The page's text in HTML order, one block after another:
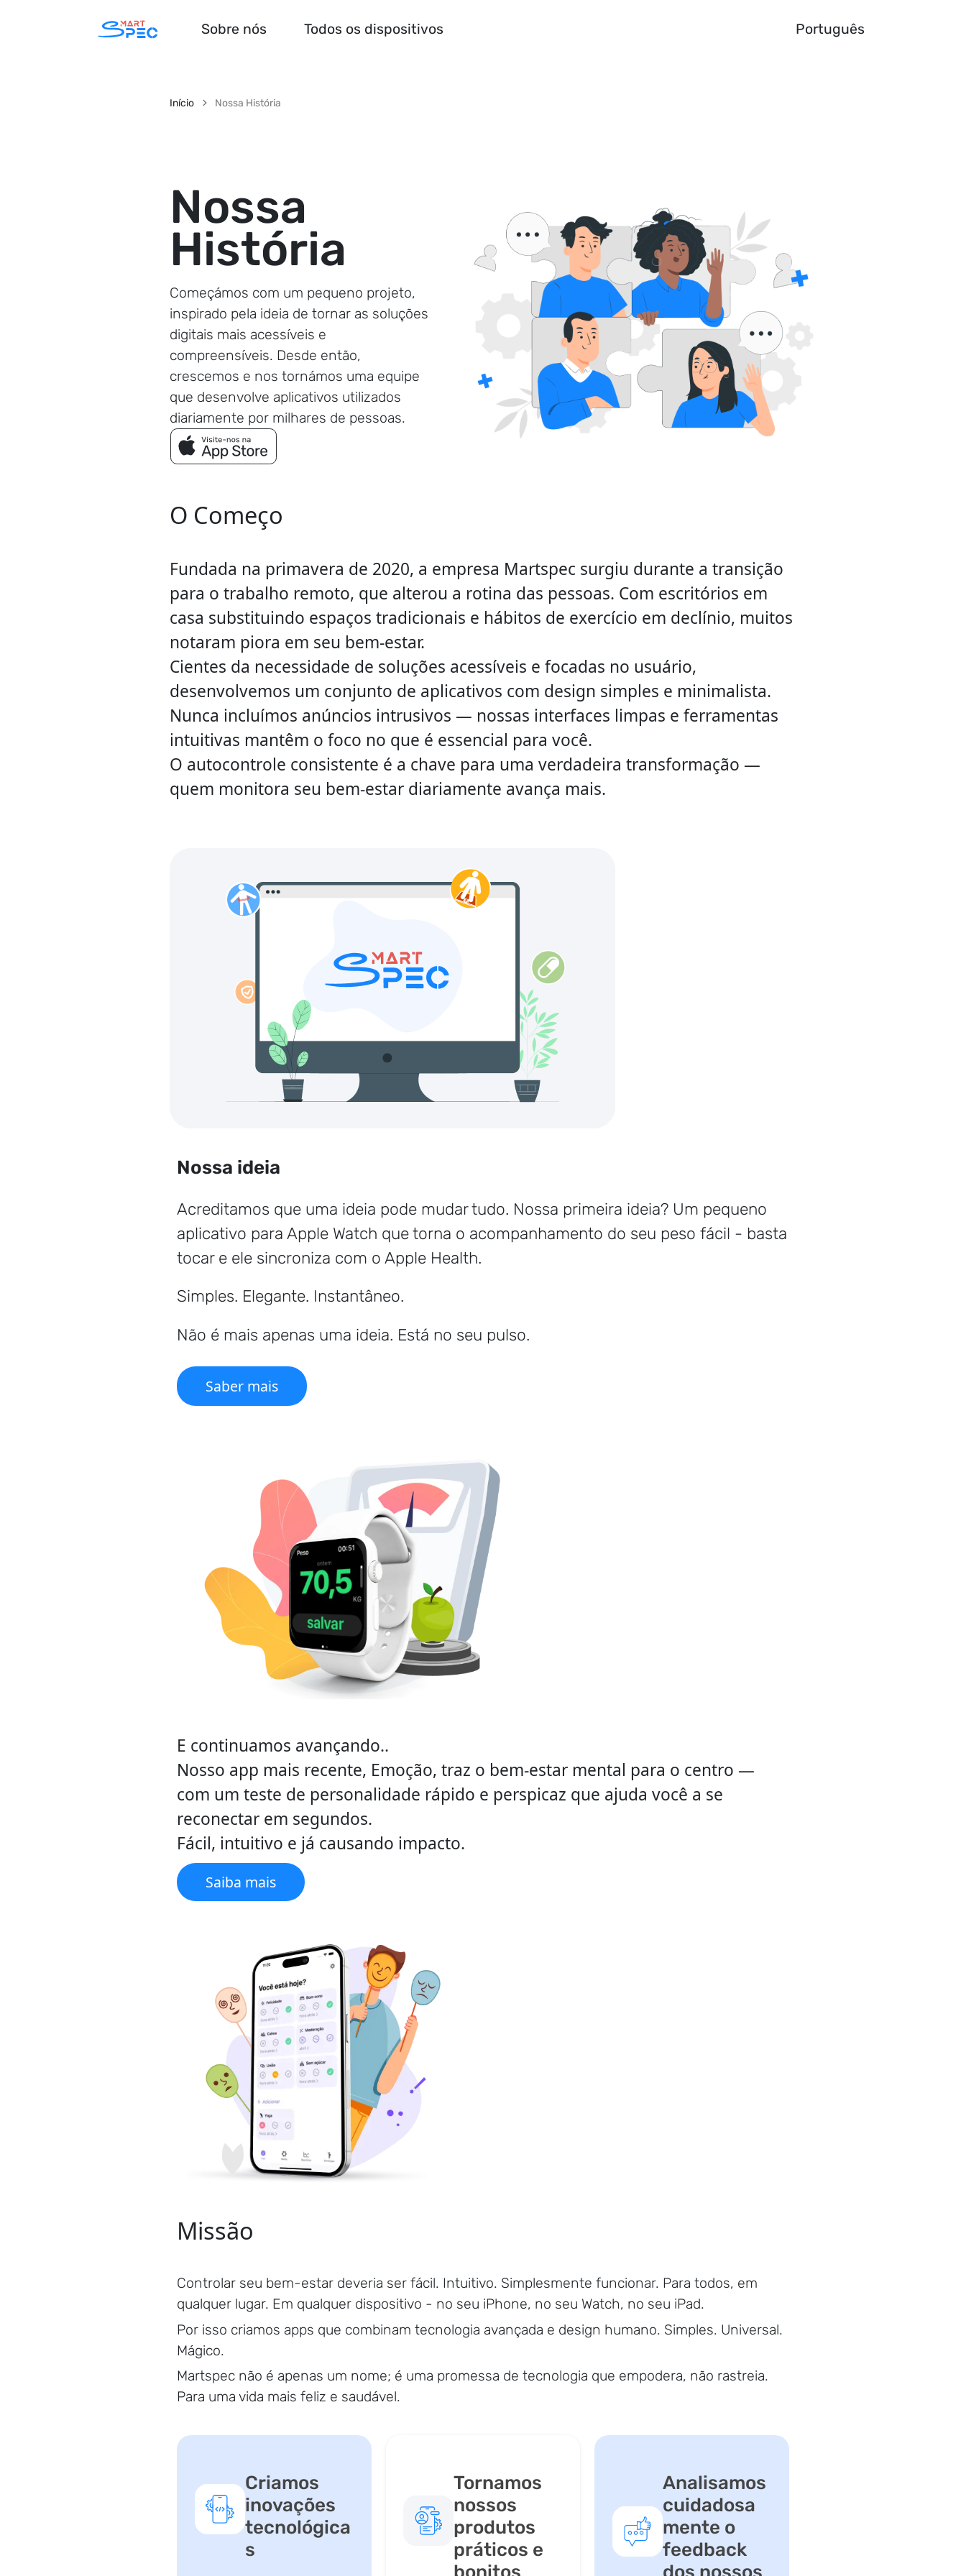
Sobre nós Todos os dispositivos Português
Início Nossa História
Nossa
História
Começámos com um pequeno projeto,
inspirado pela ideia de tornar as soluções
digitais mais acessíveis e
compreensíveis. Desde então,
crescemos e nos tornámos uma equipe
que desenvolve aplicativos utilizados
diariamente por milhares de pessoas.
O Começo
Fundada na primavera de 2020, a empresa Martspec surgiu durante a transição
para o trabalho remoto, que alterou a rotina das pessoas. Com escritórios em
casa substituindo espaços tradicionais e hábitos de exercício em declínio, muitos
notaram piora em seu bem-estar.
Cientes da necessidade de soluções acessíveis e focadas no usuário,
desenvolvemos um conjunto de aplicativos com design simples e minimalista.
Nunca incluímos anúncios intrusivos — nossas interfaces limpas e ferramentas
intuitivas mantêm o foco no que é essencial para você.
O autocontrole consistente é a chave para uma verdadeira transformação —
quem monitora seu bem-estar diariamente avança mais.
Nossa ideia
Acreditamos que uma ideia pode mudar tudo. Nossa primeira ideia? Um pequeno
aplicativo para Apple Watch que torna o acompanhamento do seu peso fácil - basta
tocar e ele sincroniza com o Apple Health.
Simples. Elegante. Instantâneo.
Não é mais apenas uma ideia. Está no seu pulso.
Saber mais
E continuamos avançando..
Nosso app mais recente, Emoção, traz o bem-estar mental para o centro —
com um teste de personalidade rápido e perspicaz que ajuda você a se
reconectar em segundos.
Fácil, intuitivo e já causando impacto.
Saiba mais
Missão
Controlar seu bem-estar deveria ser fácil. Intuitivo. Simplesmente funcionar. Para todos, em
qualquer lugar. Em qualquer dispositivo - no seu iPhone, no seu Watch, no seu iPad.
Por isso criamos apps que combinam tecnologia avançada e design humano. Simples. Universal.
Mágico.
Martspec não é apenas um nome; é uma promessa de tecnologia que empodera, não rastreia.
Para uma vida mais feliz e saudável.
Criamos
inovações
tecnológica
s
Tornamos
nossos
produtos
práticos e
Analisamos
cuidadosa
mente o
feedback